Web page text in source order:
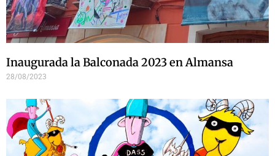
Inaugurada la Balconada 2023 en Almansa
28/08/2023